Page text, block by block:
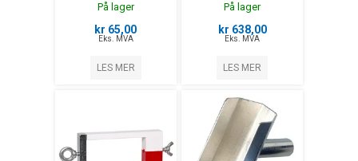
På lager
kr 65,00
Eks. MVA
LES MER
På lager
kr 638,00
Eks. MVA
LES MER